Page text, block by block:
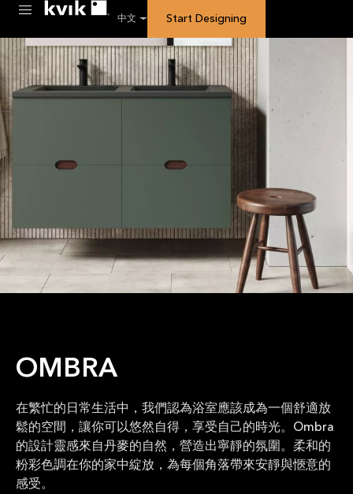
中文 Start Designing
OMBRA
在繁忙的日常生活中，我們認為浴室應該成為一個舒適放
鬆的空間，讓你可以悠然自得，享受自己的時光。Ombra
的設計靈感來自丹麥的自然，營造出寧靜的氛圍。柔和的
粉彩色調在你的家中綻放，為每個角落帶來安靜與愜意的
感受。